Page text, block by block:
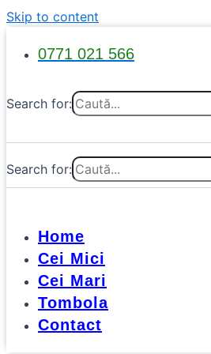
Skip to content
0771 021 566
Search for:
Search for:
Home
Cei Mici
Cei Mari
Tombola
Contact